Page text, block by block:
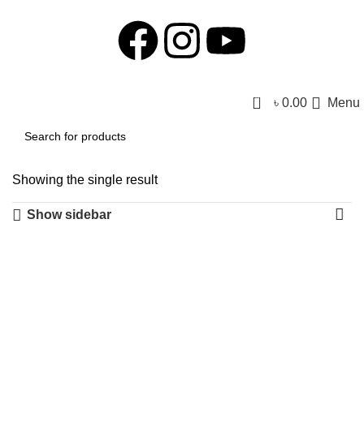
0 ৳ 0.00 Menu
Showing the single result
Show sidebar